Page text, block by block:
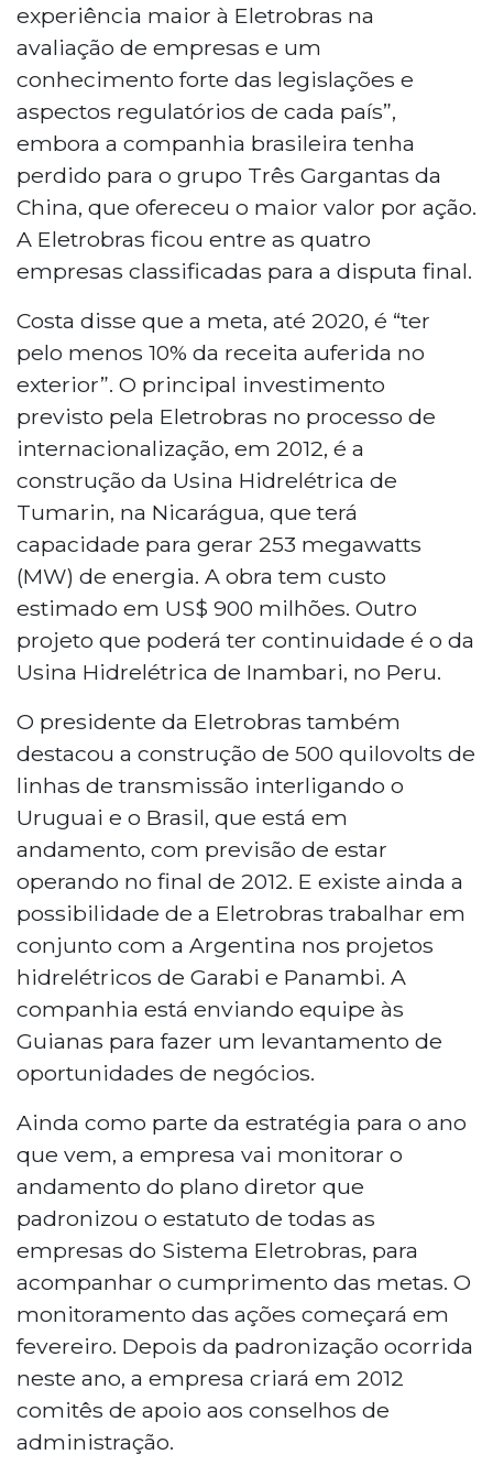
experiência maior à Eletrobras na
avaliação de empresas e um
conhecimento forte das legislações e
aspectos regulatórios de cada país”,
embora a companhia brasileira tenha
perdido para o grupo Três Gargantas da
China, que ofereceu o maior valor por ação.
A Eletrobras ficou entre as quatro
empresas classificadas para a disputa final.
Costa disse que a meta, até 2020, é “ter
pelo menos 10% da receita auferida no
exterior”. O principal investimento
previsto pela Eletrobras no processo de
internacionalização, em 2012, é a
construção da Usina Hidrelétrica de
Tumarin, na Nicarágua, que terá
capacidade para gerar 253 megawatts
(MW) de energia. A obra tem custo
estimado em US$ 900 milhões. Outro
projeto que poderá ter continuidade é o da
Usina Hidrelétrica de Inambari, no Peru.
O presidente da Eletrobras também
destacou a construção de 500 quilovolts de
linhas de transmissão interligando o
Uruguai e o Brasil, que está em
andamento, com previsão de estar
operando no final de 2012. E existe ainda a
possibilidade de a Eletrobras trabalhar em
conjunto com a Argentina nos projetos
hidrelétricos de Garabi e Panambi. A
companhia está enviando equipe às
Guianas para fazer um levantamento de
oportunidades de negócios.
Ainda como parte da estratégia para o ano
que vem, a empresa vai monitorar o
andamento do plano diretor que
padronizou o estatuto de todas as
empresas do Sistema Eletrobras, para
acompanhar o cumprimento das metas. O
monitoramento das ações começará em
fevereiro. Depois da padronização ocorrida
neste ano, a empresa criará em 2012
comitês de apoio aos conselhos de
administração.